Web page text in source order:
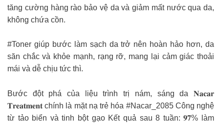
tăng cường hàng rào bảo vệ da và giảm mất nước qua da,
không chứa cồn.
#Toner giúp bước làm sạch da trở nên hoàn hảo hơn, da
săn chắc và khỏe mạnh, rạng rỡ, mang lại cảm giác thoải
mái và dễ chịu tức thì.
Bước đột phá của liệu trình trị nám, sáng da 𝐍𝐚𝐜𝐚𝐫
𝐓𝐫𝐞𝐚𝐭𝐦𝐞𝐧𝐭 chính là mặt nạ trẻ hóa #Nacar_2085 Công nghệ
từ tảo biển và tinh bột gạo Kết quả sau 8 tuần: 𝟗𝟕% làm